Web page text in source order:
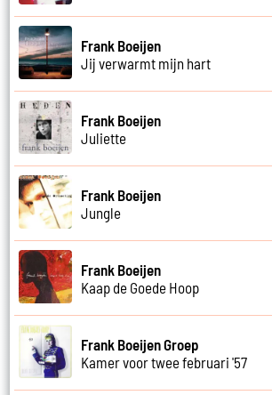
Frank Boeijen
Jij verwarmt mijn hart
Frank Boeijen
Juliette
Frank Boeijen
Jungle
Frank Boeijen
Kaap de Goede Hoop
Frank Boeijen Groep
Kamer voor twee februari '57